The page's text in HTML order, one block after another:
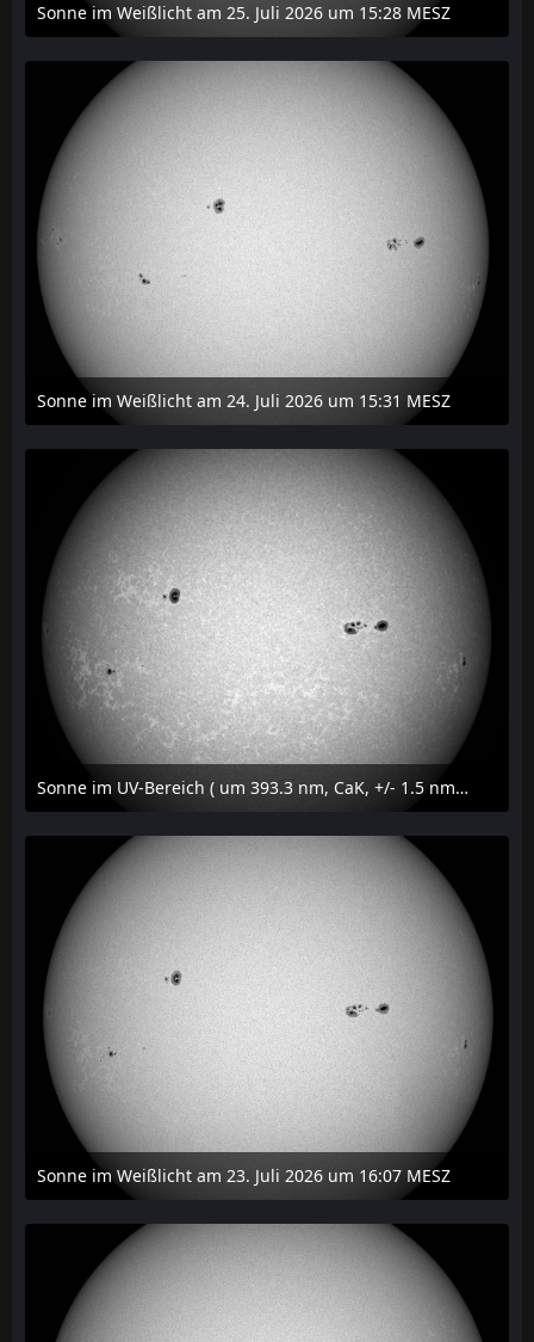
Sonne im Weißlicht am 25. Juli 2026 um 15:28 MESZ
27. Juli 2026 um 20:29
Sonne im Weißlicht am 24. Juli 2026 um 15:31 MESZ
24. Juli 2026 um 21:45
Sonne im UV-Bereich ( um 393.3 nm, CaK, +/- 1.5 nm) am 23. Juli 2026 um 16:15 MESZ
24. Juli 2026 um 20:42
Sonne im Weißlicht am 23. Juli 2026 um 16:07 MESZ
24. Juli 2026 um 20:42